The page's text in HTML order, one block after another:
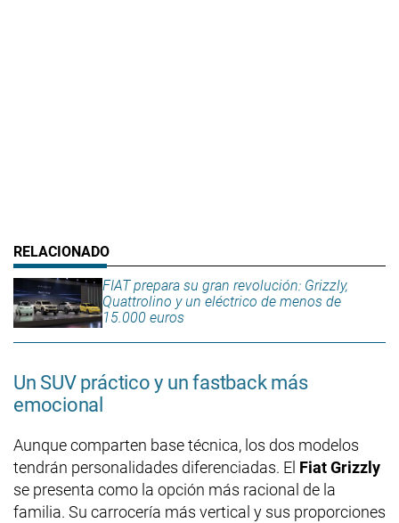
FIAT prepara su gran revolución: Grizzly,
Quattrolino y un eléctrico de menos de
15.000 euros
Un SUV práctico y un fastback más
emocional
Aunque comparten base técnica, los dos modelos
tendrán personalidades diferenciadas. El Fiat Grizzly
se presenta como la opción más racional de la
familia. Su carrocería más vertical y sus proporciones